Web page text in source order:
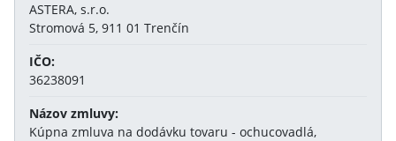
ASTERA, s.r.o.
Stromová 5, 911 01 Trenčín
IČO:
36238091
Názov zmluvy:
Kúpna zmluva na dodávku tovaru - ochucovadlá,